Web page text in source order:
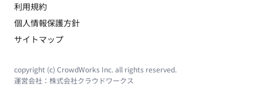
利用規約
個人情報保護方針
サイトマップ
copyright (c) CrowdWorks Inc. all rights reserved.
運営会社： 株式会社クラウドワークス